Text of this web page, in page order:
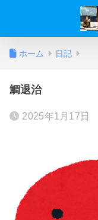
ホーム 日記
鯛退治
2025年1月17日